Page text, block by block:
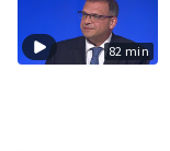
82 min